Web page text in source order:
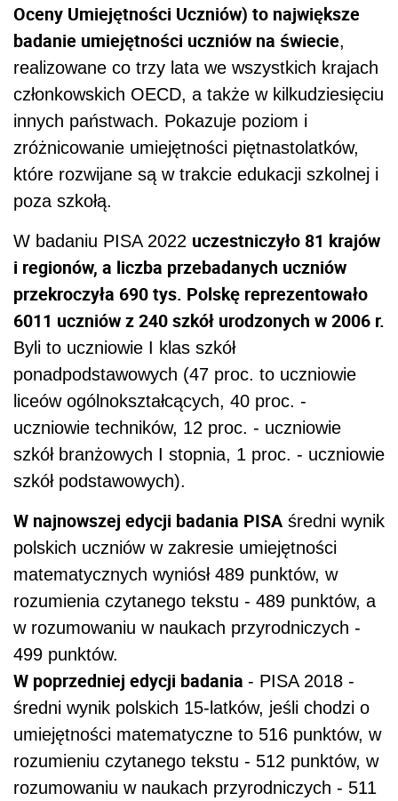
Oceny Umiejętności Uczniów) to największe
badanie umiejętności uczniów na świecie,
realizowane co trzy lata we wszystkich krajach
członkowskich OECD, a także w kilkudziesięciu
innych państwach. Pokazuje poziom i
zróżnicowanie umiejętności piętnastolatków,
które rozwijane są w trakcie edukacji szkolnej i
poza szkołą.
W badaniu PISA 2022 uczestniczyło 81 krajów
i regionów, a liczba przebadanych uczniów
przekroczyła 690 tys. Polskę reprezentowało
6011 uczniów z 240 szkół urodzonych w 2006 r.
Byli to uczniowie I klas szkół
ponadpodstawowych (47 proc. to uczniowie
liceów ogólnokształcących, 40 proc. -
uczniowie techników, 12 proc. - uczniowie
szkół branżowych I stopnia, 1 proc. - uczniowie
szkół podstawowych).
W najnowszej edycji badania PISA średni wynik
polskich uczniów w zakresie umiejętności
matematycznych wyniósł 489 punktów, w
rozumienia czytanego tekstu - 489 punktów, a
w rozumowaniu w naukach przyrodniczych -
499 punktów.
W poprzedniej edycji badania - PISA 2018 -
średni wynik polskich 15-latków, jeśli chodzi o
umiejętności matematyczne to 516 punktów, w
rozumieniu czytanego tekstu - 512 punktów, w
rozumowaniu w naukach przyrodniczych - 511